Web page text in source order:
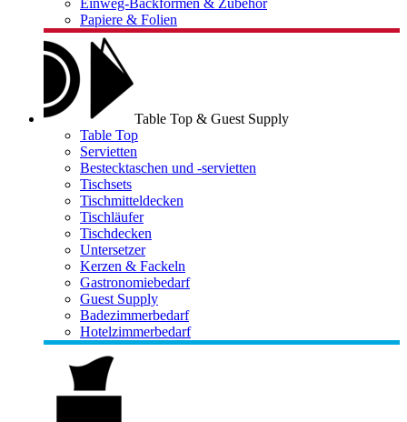
Einweg-Backformen & Zubehör
Papiere & Folien
Table Top & Guest Supply
Table Top
Servietten
Bestecktaschen und -servietten
Tischsets
Tischmitteldecken
Tischläufer
Tischdecken
Untersetzer
Kerzen & Fackeln
Gastronomiebedarf
Guest Supply
Badezimmerbedarf
Hotelzimmerbedarf